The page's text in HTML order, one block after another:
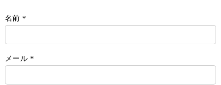
名前 *
メール *